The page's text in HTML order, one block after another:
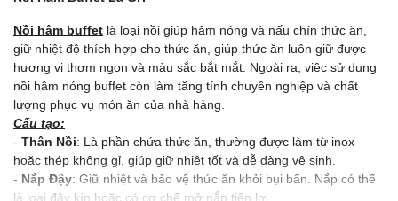
Nồi hâm buffet là loại nồi giúp hâm nóng và nấu chín thức ăn,
giữ nhiệt độ thích hợp cho thức ăn, giúp thức ăn luôn giữ được
hương vị thơm ngon và màu sắc bắt mắt. Ngoài ra, việc sử dụng
nồi hâm nóng buffet còn làm tăng tính chuyên nghiệp và chất
lượng phục vụ món ăn của nhà hàng.
Cấu tạo:
- Thân Nồi: Là phần chứa thức ăn, thường được làm từ inox
hoặc thép không gỉ, giúp giữ nhiệt tốt và dễ dàng vệ sinh.
- Nắp Đậy: Giữ nhiệt và bảo vệ thức ăn khỏi bụi bẩn. Nắp có thể
là loại đậy kín hoặc có cơ chế mở nắp tiện lợi.